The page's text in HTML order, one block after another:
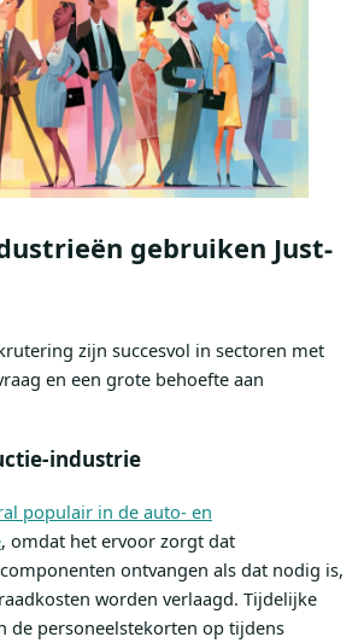
gebruiken Just-
zijn succesvol in sectoren met
en een grote behoefte aan
industrie
populair in de auto- en
, omdat het ervoor zorgt dat
ontvangen als dat nodig is,
worden verlaagd. Tijdelijke
de personeelstekorten op tijdens